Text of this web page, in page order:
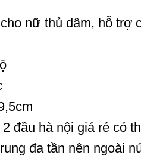
nữ thủ dâm, hỗ trợ
đầu hà nội giá rẻ có
đa tần nên ngoài